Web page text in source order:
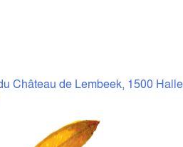
Château de Lembeek, 1500 Halle